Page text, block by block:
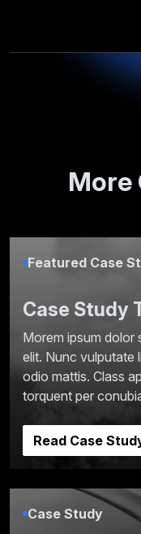
More
Featured Case
Case Study
Morem ipsum dolor
elit. Nunc vulputate
odio mattis. Class
torquent per
Read Case
Case Study